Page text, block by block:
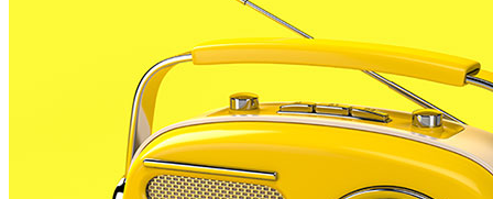
cases, una part dels veïns de l’edifici descalçat a la
rambla Joaquim Ruyra de Blanes, concretament els
habitants de tres pisos, no podran tornar a casa seva
almenys fins a mitjan novembre, segons va explicar
ahir l’alcalde del municipi. Josep Marigó, ha explicat
que cal fer encara alguns treballs més per consolidar